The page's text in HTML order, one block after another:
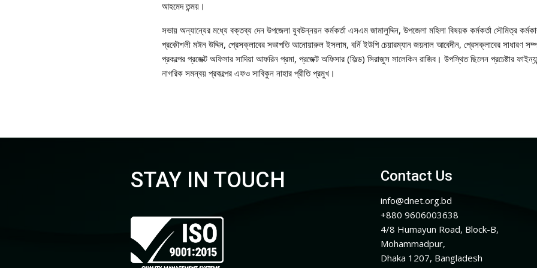
আহমেদ তন্ময়।
সভায় অন্যান্যের মধ্যে বক্তব্য দেন উপজেলা যুবউন্নয়ন কর্মকর্তা এসএম জামালুদ্দিন, উপজেলা মহিলা বিষয়ক কর্মকর্তা সৌমিত্র
প্রকৌশলী মঈন উদ্দিন, প্রেসক্লাবের সভাপতি আনোয়ারুল ইসলাম, বর্নি ইউপি চেয়ারম্যান জয়নাল আবেদীন, প্রেসক্লাবের সাধারণ
প্রকল্পের প্রজেক্ট অফিসার সাদিয়া আফরিন প্রমা, প্রজেক্ট অফিসার (ফিল্ড) সিরাজুস সালেকিন রাজিব। উপস্থিত ছিলেন প্রচেষ্টার
নাগরিক সমন্বয় প্রকল্পের এফও সাবিকুন নাহার প্রীতি প্রমুখ।
STAY IN TOUCH Contact Us
info@dnet.org.bd
+880 9606003638
4/8 Humayun Road, Block-B,
Mohammadpur,
Dhaka 1207, Bangladesh